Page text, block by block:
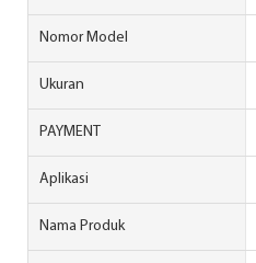
Nomor Model
Ukuran
PAYMENT
Aplikasi
Nama Produk